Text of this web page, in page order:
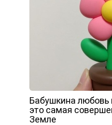
Бабушкина любовь
это самая
Земле